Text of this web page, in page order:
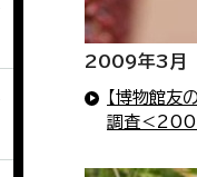
2009年3月
【博物館友
調査＜